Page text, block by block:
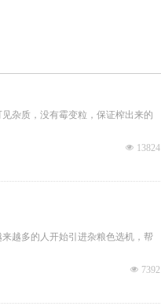
杂质，没有霉变粒，保证榨出来的
넶 13824
越多的人开始引进杂粮色选机，帮
넶 7392